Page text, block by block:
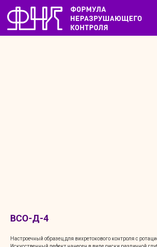
ВСО-Д-4
Настроечный образец для вихретокового контроля с